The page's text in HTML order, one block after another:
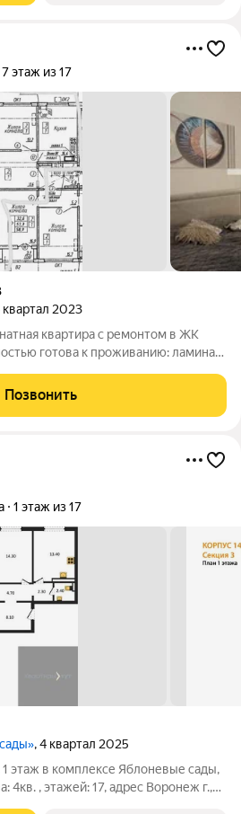
7 этаж из 17
квартал 2023
квартира с ремонтом в ЖК
готова к проживанию: ламинат,
стороны отличная
Высокие
Позвонить
1 этаж из 17
, 4 квартал 2025
1 этаж в комплексе Яблоневые сады,
4кв. , этажей: 17, адрес Воронеж г.,